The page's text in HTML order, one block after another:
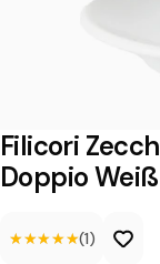
c
c
Filicori
Doppio Weiß
★★★★★
★★★★★(1)